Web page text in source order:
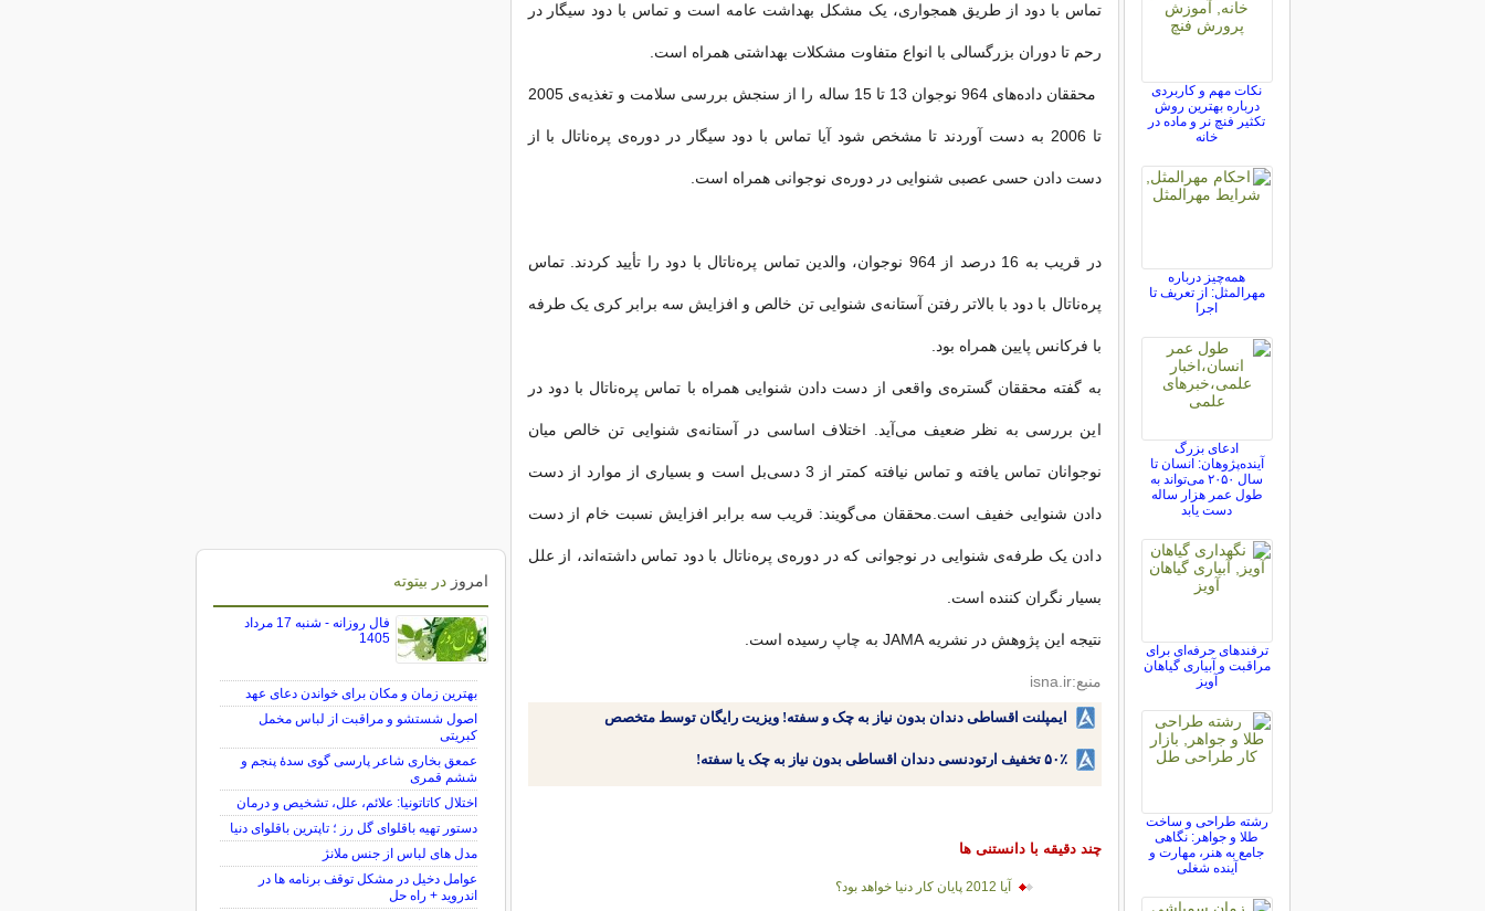
تماس با دود از طریق همجواری، یک مشکل بهداشت عامه است و تماس با دود سیگار در
رحم تا دوران بزرگسالی با انواع متفاوت مشکلات بهداشتی همراه است.
محققان داده‌های 964 نوجوان 13 تا 15 ساله را از سنجش بررسی سلامت و تغذیه‌ی 2005
تا 2006 به دست آوردند تا مشخص شود آیا تماس با دود سیگار در دوره‌ی پره‌ناتال با از
دست دادن حسی عصبی شنوایی در دوره‌ی نوجوانی همراه است.
در قریب به 16 درصد از 964 نوجوان، والدین تماس پره‌ناتال با دود را تأیید کردند. تماس
پره‌ناتال با دود با بالاتر رفتن آستانه‌ی شنوایی تن خالص و افزایش سه برابر کری یک طرفه
با فرکانس پایین همراه بود.
به گفته محققان گستره‌ی واقعی از دست دادن شنوایی همراه با تماس پره‌ناتال با دود در
این بررسی به نظر ضعیف می‌آید. اختلاف اساسی در آستانه‌ی شنوایی تن خالص میان
نوجوانان تماس یافته و تماس نیافته کمتر از 3 دسی‌بل است و بسیاری از موارد از دست
دادن شنوایی خفیف است.محققان می‌گویند: قریب سه برابر افزایش نسبت خام از دست
دادن یک طرفه‌ی شنوایی در نوجوانی که در دوره‌ی پره‌ناتال با دود تماس داشته‌اند، از علل
بسیار نگران ‌کننده است.
نتیجه این پژوهش در نشریه‌ JAMA به چاپ رسیده است.
منبع:isna.ir
ایمپلنت اقساطی دندان بدون نیاز به چک و سفته! ویزیت رایگان توسط متخصص
۵۰٪ تخفیف ارتودنسی دندان اقساطی بدون نیاز به چک یا سفته!
چند دقیقه با دانستنی ها
آیا 2012 پایان کار دنیا خواهد بود؟
نکات مهم و کاربردی
درباره بهترین روش
تکثیر فنچ نر و ماده در
خانه
همه‌چیز درباره
مهرالمثل: از تعریف تا
اجرا
ادعای بزرگ
آینده‌پژوهان: انسان تا
سال ۲۰۵۰ می‌تواند به
طول عمر هزار ساله
دست یابد
ترفندهای حرفه‌ای برای
مراقبت و آبیاری گیاهان
آویز
رشته طراحی و ساخت
طلا و جواهر: نگاهی
جامع به هنر، مهارت و
آینده شغلی
امروز در بیتوته
فال روزانه - شنبه 17 مرداد
1405
بهترین زمان و مکان برای خواندن دعای عهد
اصول شستشو و مراقبت از لباس مخمل
کبریتی
عمعق بخاری شاعر پارسی گوی سدهٔ پنجم و
ششم قمری
اختلال کاتاتونیا: علائم، علل، تشخیص و درمان
دستور تهیه باقلوای گل رز ؛ تاپترین باقلوای دنیا
مدل های لباس از جنس ملانژ
عوامل دخیل در مشکل توقف برنامه ها در
اندروید + راه حل